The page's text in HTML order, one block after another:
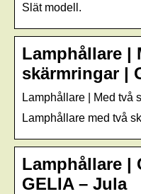
Slät modell.
Lamphållare |
skärmringar |
Lamphållare | Med två
Lamphållare med två
Lamphållare |
GELIA – Jula